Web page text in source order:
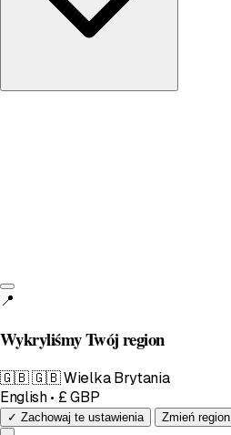
📍
Wykryliśmy Twój region
🇬🇧🇬🇧 Wielka Brytania
English • £ GBP
✓ Zachowaj te ustawienia Zmień region